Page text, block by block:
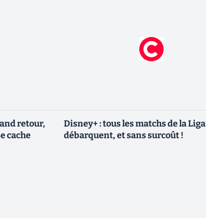
retour,
cache
Disney+ : tous les matchs de la Liga
débarquent, et sans surcoût !